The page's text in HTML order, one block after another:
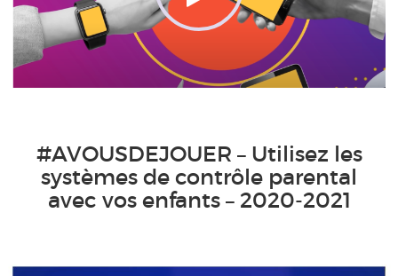
#AVOUSDEJOUER – Utilisez les
systèmes de contrôle parental
avec vos enfants – 2020-2021